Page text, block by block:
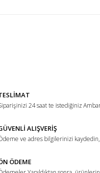
eksik bilgiler bulunuyor.
diğer sitelerden daha pahalı.
benzer farklı alternatifler olmalı.
24 saat te istediğiniz
ALIŞVERİŞ
ve adres bilgilerinizi kaydedin,
ÖDEME